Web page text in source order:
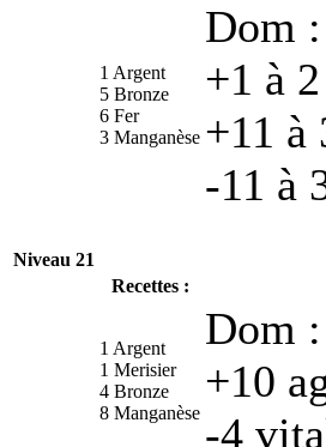
1 Argent
5 Bronze
6 Fer
3 Manganèse
Dom
+1 à
+11 à
-11 à
Niveau 21
Recettes :
1 Argent
1 Merisier
4 Bronze
8 Manganèse
Dom
+10
-4